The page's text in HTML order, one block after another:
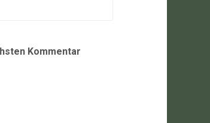
Kommentar